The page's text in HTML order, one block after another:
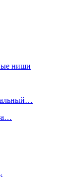
ниши